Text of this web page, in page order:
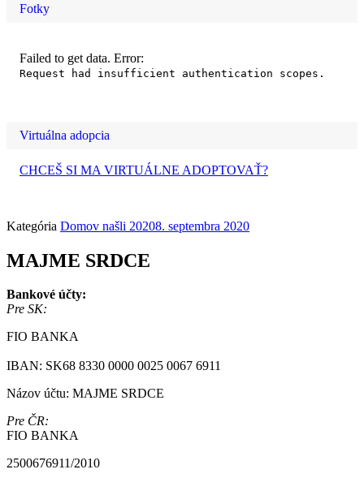
Fotky
Failed to get data. Error:
Request had insufficient authentication scopes.
Virtuálna adopcia
CHCEŠ SI MA VIRTUÁLNE ADOPTOVAŤ?
Kategória Domov našli 20208. septembra 2020
MAJME SRDCE
Bankové účty:
Pre SK:
FIO BANKA
IBAN: SK68 8330 0000 0025 0067 6911
Názov účtu: MAJME SRDCE
Pre ČR:
FIO BANKA
2500676911/2010